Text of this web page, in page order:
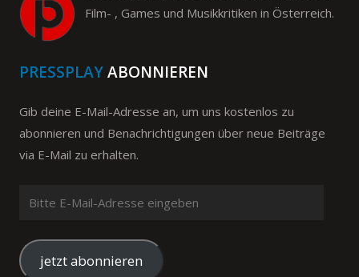
Film- , Games und Musikkritiken in Österreich.
PRESSPLAYABONNIEREN
Gib deine E-Mail-Adresse an, um uns kostenlos zu
abonnieren und Benachrichtigungen über neue Beiträge
via E-Mail zu erhalten.
Mail-
Adressejetzt abonnieren